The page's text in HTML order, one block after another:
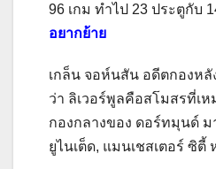
96 เกม ทำไป 23 ประตูกับ
อยากย้าย
เกล็น จอห์นสัน อดีตกองห
ว่า ลิเวอร์พูลคือสโมสรที่เห
กองกลางของ ดอร์ทมุนด์ ม
ยูไนเต็ด, แมนเชสเตอร์ ซิตี้